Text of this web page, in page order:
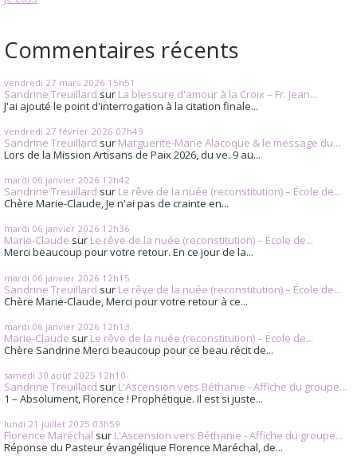
Commentaires récents
vendredi 27 mars 2026 15h51
Sandrine Treuillard sur La blessure d'amour à la Croix – Fr. Jean...
J'ai ajouté le point d'interrogation à la citation finale...
vendredi 27 février 2026 07h49
Sandrine Treuillard sur Marguerite-Marie Alacoque & le message du...
Lors de la Mission Artisans de Paix 2026, du ve. 9 au...
mardi 06 janvier 2026 12h42
Sandrine Treuillard sur Le rêve de la nuée (reconstitution) – École de...
Chère Marie-Claude, Je n'ai pas de crainte en...
mardi 06 janvier 2026 12h36
Marie-Claude sur Le rêve de la nuée (reconstitution) – École de...
Merci beaucoup pour votre retour. En ce jour de la...
mardi 06 janvier 2026 12h15
Sandrine Treuillard sur Le rêve de la nuée (reconstitution) – École de...
Chère Marie-Claude, Merci pour votre retour à ce...
mardi 06 janvier 2026 12h13
Marie-Claude sur Le rêve de la nuée (reconstitution) – École de...
Chère Sandrine Merci beaucoup pour ce beau récit de...
samedi 30 août 2025 12h10
Sandrine Treuillard sur L'Ascension vers Béthanie - Affiche du groupe...
1 – Absolument, Florence ! Prophétique. Il est si juste...
lundi 21 juillet 2025 03h59
Florence Maréchal sur L'Ascension vers Béthanie - Affiche du groupe...
Réponse du Pasteur évangélique Florence Maréchal, de...